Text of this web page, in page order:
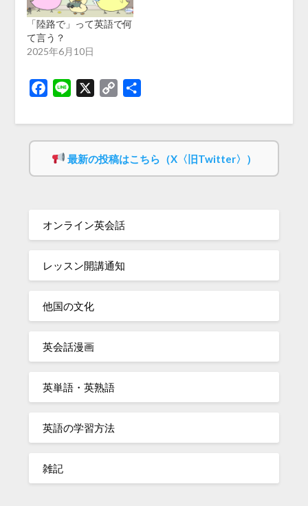
「陸路で」って英語で何
て言う？
2025年6月10日
Facebook
Line
Copy
最新の投稿はこちら（X〈旧Twitter〉）
オンライン英会話
レッスン開講通知
他国の文化
英会話漫画
英単語・英熟語
英語の学習方法
雑記